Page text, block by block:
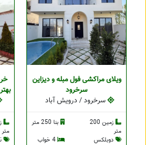
ویلای مراکشی فول مبله و دیزاین
سرخرود
سرخرود / درویش آباد
زمین 200
متر
بنا 250 متر
دوبلکس
4 خواب
متر